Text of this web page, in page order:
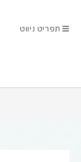
תפריט ניווט